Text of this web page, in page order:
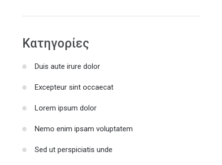
Kατηγορίες
Duis aute irure dolor
Excepteur sint occaecat
Lorem ipsum dolor
Nemo enim ipsam voluptatem
Sed ut perspiciatis unde